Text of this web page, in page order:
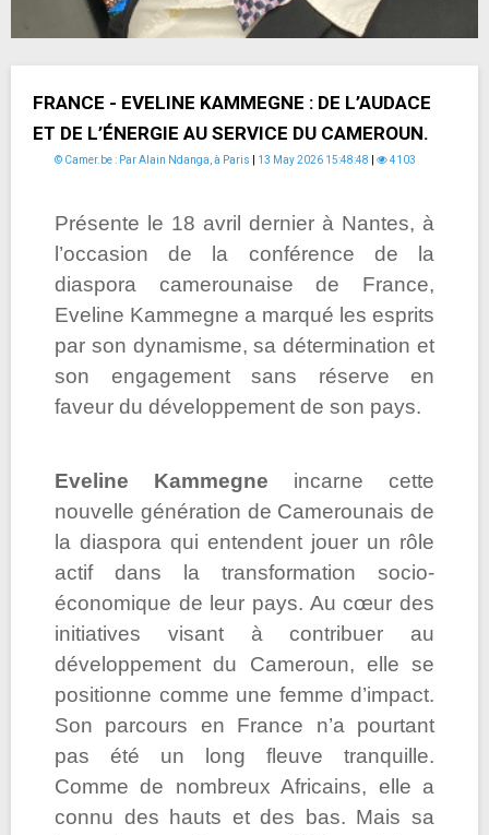
FRANCE - EVELINE KAMMEGNE : DE L’AUDACE
ET DE L’ÉNERGIE AU SERVICE DU CAMEROUN.
© Camer.be : Par Alain Ndanga, à Paris 13 May 2026 15:48:48 4103
Présente le 18 avril dernier à Nantes, à
l’occasion de la conférence de la
diaspora camerounaise de France,
Eveline Kammegne a marqué les esprits
par son dynamisme, sa détermination et
son engagement sans réserve en
faveur du développement de son pays.
Eveline Kammegne incarne cette
nouvelle génération de Camerounais de
la diaspora qui entendent jouer un rôle
actif dans la transformation socio-
économique de leur pays. Au cœur des
initiatives visant à contribuer au
développement du Cameroun, elle se
positionne comme une femme d’impact.
Son parcours en France n’a pourtant
pas été un long fleuve tranquille.
Comme de nombreux Africains, elle a
connu des hauts et des bas. Mais sa